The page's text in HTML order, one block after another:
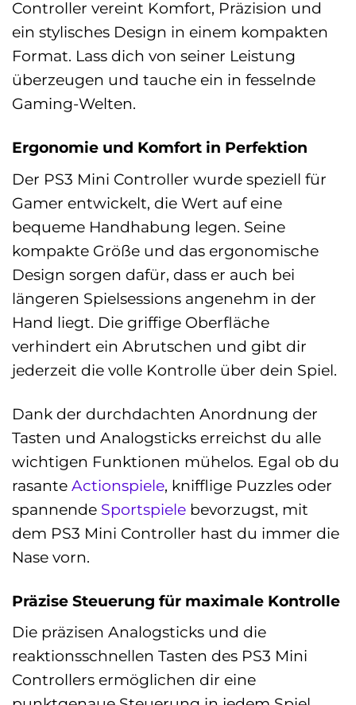
Controller vereint Komfort, Präzision und
ein stylisches Design in einem kompakten
Format. Lass dich von seiner Leistung
überzeugen und tauche ein in fesselnde
Gaming-Welten.
Ergonomie und Komfort in Perfektion
Der PS3 Mini Controller wurde speziell für
Gamer entwickelt, die Wert auf eine
bequeme Handhabung legen. Seine
kompakte Größe und das ergonomische
Design sorgen dafür, dass er auch bei
längeren Spielsessions angenehm in der
Hand liegt. Die griffige Oberfläche
verhindert ein Abrutschen und gibt dir
jederzeit die volle Kontrolle über dein Spiel.
Dank der durchdachten Anordnung der
Tasten und Analogsticks erreichst du alle
wichtigen Funktionen mühelos. Egal ob du
rasante Actionspiele, knifflige Puzzles oder
spannende Sportspiele bevorzugst, mit
dem PS3 Mini Controller hast du immer die
Nase vorn.
Präzise Steuerung für maximale Kontrolle
Die präzisen Analogsticks und die
reaktionsschnellen Tasten des PS3 Mini
Controllers ermöglichen dir eine